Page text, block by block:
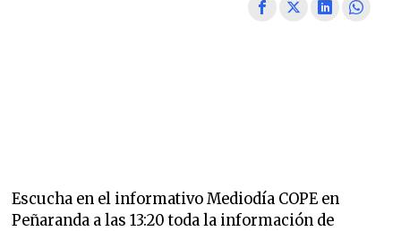
Escucha en el informativo Mediodía COPE en
Peñaranda a las 13:20 toda la información de